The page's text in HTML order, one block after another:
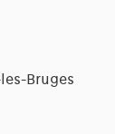
Bruges